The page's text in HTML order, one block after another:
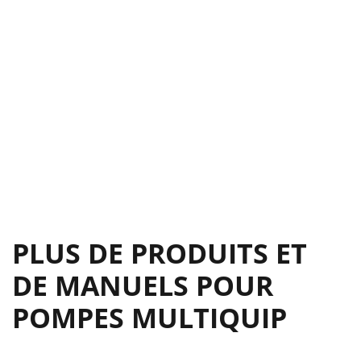
PLUS DE PRODUITS ET
DE MANUELS POUR
POMPES MULTIQUIP